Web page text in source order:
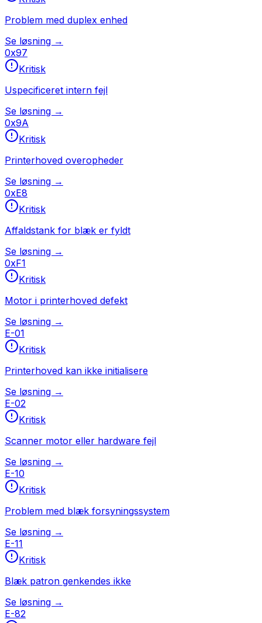
Problem med duplex enhed
Se løsning →
0x97
Kritisk
Uspecificeret intern fejl
Se løsning →
0x9A
Kritisk
Printerhoved overopheder
Se løsning →
0xE8
Kritisk
Affaldstank for blæk er fyldt
Se løsning →
0xF1
Kritisk
Motor i printerhoved defekt
Se løsning →
E-01
Kritisk
Printerhoved kan ikke initialisere
Se løsning →
E-02
Kritisk
Scanner motor eller hardware fejl
Se løsning →
E-10
Kritisk
Problem med blæk forsyningssystem
Se løsning →
E-11
Kritisk
Blæk patron genkendes ikke
Se løsning →
E-82